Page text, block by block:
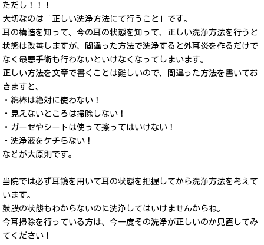
ただし！！！
大切なのは「正しい洗浄方法にて行うこと」です。
耳の構造を知って、今の耳の状態を知って、正しい洗浄方法を行うと
状態は改善しますが、間違った方法で洗浄すると外耳炎を作るだけで
なく最悪手術も行わないといけなくなってしまいます。
正しい方法を文章で書くことは難しいので、間違った方法を書いてお
きますと、
・綿棒は絶対に使わない！
・見えないところは掃除しない！
・ガーゼやシートは使って擦ってはいけない！
・洗浄液をケチらない！
などが大原則です。
当院では必ず耳鏡を用いて耳の状態を把握してから洗浄方法を考えて
います。
鼓膜の状態もわからないのに洗浄してはいけませんからね。
今耳掃除を行っている方は、今一度その洗浄が正しいのか見直してみ
てください！